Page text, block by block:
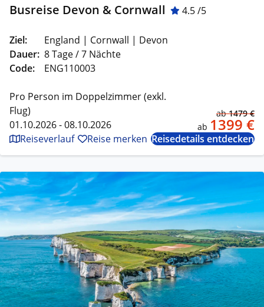
Busreise Devon & Cornwall 4.5 /5
Ziel:
England | Cornwall | Devon
Dauer: 8 Tage / 7 Nächte
Code:
ENG110003
Pro Person im Doppelzimmer (exkl.
Flug)
01.10.2026 - 08.10.2026
ab1479 €
ab 1399 €
Reiseverlauf Reise merken Reisedetails entdecken